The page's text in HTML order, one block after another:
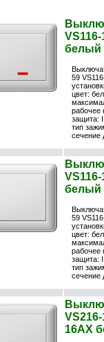
белый
59
цвет:
рабочее
защита:
тип
сечение
белый
59
цвет:
рабочее
защита:
тип
сечение
VS216-
16АХ